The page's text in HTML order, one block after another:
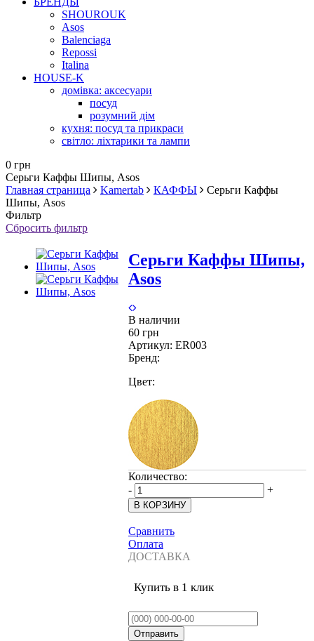
SHOUROUK
Asos
Balenciaga
Repossi
Italina
HOUSE-K
домівка: аксесуари
посуд
розумний дім
кухня: посуд та прикраси
світло: ліхтарики та лампи
0 грн
Серьги Каффы Шипы, Asos
Главная страница
Kamertab КАФФЫ
Серьги Каффы
Шипы, Asos
Фильтр
Сбросить фильтр
Серьги Каффы Шипы,
Asos
В наличии
60 грн
Артикул: ER003
Бренд:
Цвет:
Количество:
-
+
Сравнить
Оплата
ДОСТАВКА
Купить в 1 клик